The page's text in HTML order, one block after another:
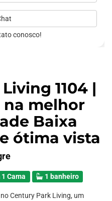
1104 |
melhor
Baixa
ótima vista
1 Cama 1 banheiro
Century Park Living, um
conosco!